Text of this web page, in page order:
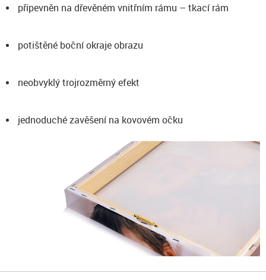
připevněn na dřevěném vnitřním rámu – tkací rám
potištěné boční okraje obrazu
neobvyklý trojrozměrný efekt
jednoduché zavěšení na kovovém očku